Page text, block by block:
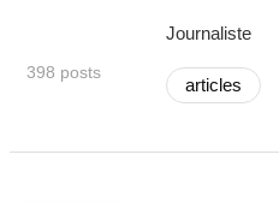
398 posts
Journaliste
articles